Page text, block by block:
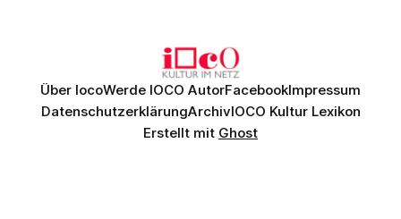
Über IocoWerde IOCO AutorFacebookImpressum
DatenschutzerklärungArchivIOCO Kultur Lexikon
Erstellt mit Ghost